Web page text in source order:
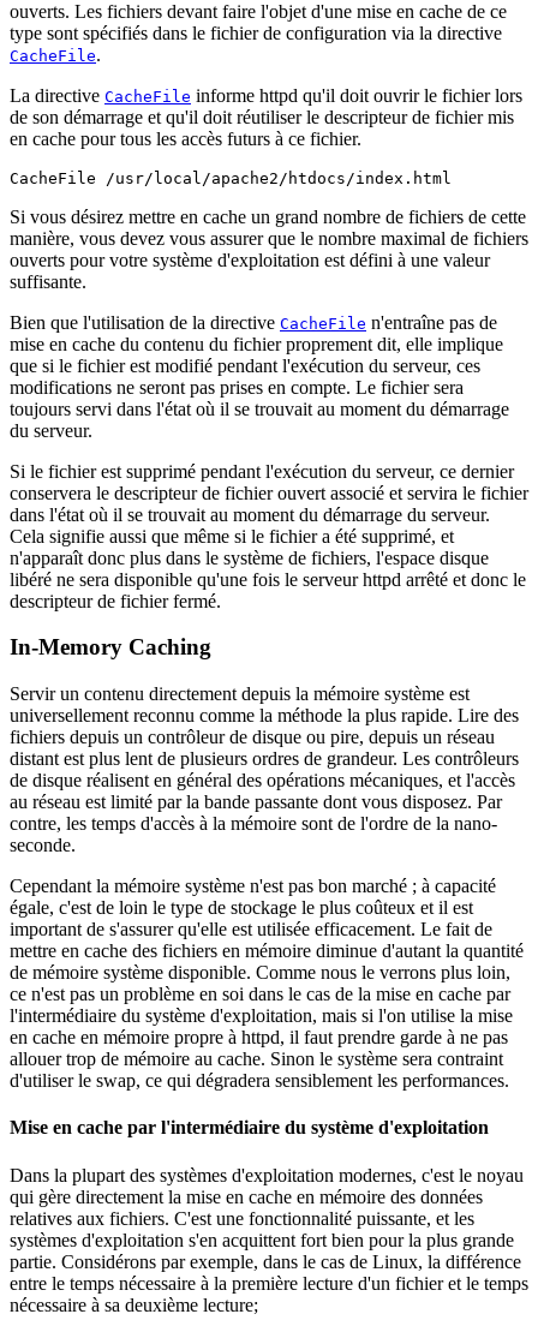
ouverts. Les fichiers devant faire l'objet d'une mise en cache de ce
type sont spécifiés dans le fichier de configuration via la directive
CacheFile.
La directive CacheFile informe httpd qu'il doit ouvrir le fichier lors
de son démarrage et qu'il doit réutiliser le descripteur de fichier mis
en cache pour tous les accès futurs à ce fichier.
CacheFile /usr/local/apache2/htdocs/index.html
Si vous désirez mettre en cache un grand nombre de fichiers de cette
manière, vous devez vous assurer que le nombre maximal de fichiers
ouverts pour votre système d'exploitation est défini à une valeur
suffisante.
Bien que l'utilisation de la directive CacheFile n'entraîne pas de
mise en cache du contenu du fichier proprement dit, elle implique
que si le fichier est modifié pendant l'exécution du serveur, ces
modifications ne seront pas prises en compte. Le fichier sera
toujours servi dans l'état où il se trouvait au moment du démarrage
du serveur.
Si le fichier est supprimé pendant l'exécution du serveur, ce dernier
conservera le descripteur de fichier ouvert associé et servira le fichier
dans l'état où il se trouvait au moment du démarrage du serveur.
Cela signifie aussi que même si le fichier a été supprimé, et
n'apparaît donc plus dans le système de fichiers, l'espace disque
libéré ne sera disponible qu'une fois le serveur httpd arrêté et donc le
descripteur de fichier fermé.
In-Memory Caching
Servir un contenu directement depuis la mémoire système est
universellement reconnu comme la méthode la plus rapide. Lire des
fichiers depuis un contrôleur de disque ou pire, depuis un réseau
distant est plus lent de plusieurs ordres de grandeur. Les contrôleurs
de disque réalisent en général des opérations mécaniques, et l'accès
au réseau est limité par la bande passante dont vous disposez. Par
contre, les temps d'accès à la mémoire sont de l'ordre de la nano-
seconde.
Cependant la mémoire système n'est pas bon marché ; à capacité
égale, c'est de loin le type de stockage le plus coûteux et il est
important de s'assurer qu'elle est utilisée efficacement. Le fait de
mettre en cache des fichiers en mémoire diminue d'autant la quantité
de mémoire système disponible. Comme nous le verrons plus loin,
ce n'est pas un problème en soi dans le cas de la mise en cache par
l'intermédiaire du système d'exploitation, mais si l'on utilise la mise
en cache en mémoire propre à httpd, il faut prendre garde à ne pas
allouer trop de mémoire au cache. Sinon le système sera contraint
d'utiliser le swap, ce qui dégradera sensiblement les performances.
Mise en cache par l'intermédiaire du système d'exploitation
Dans la plupart des systèmes d'exploitation modernes, c'est le noyau
qui gère directement la mise en cache en mémoire des données
relatives aux fichiers. C'est une fonctionnalité puissante, et les
systèmes d'exploitation s'en acquittent fort bien pour la plus grande
partie. Considérons par exemple, dans le cas de Linux, la différence
entre le temps nécessaire à la première lecture d'un fichier et le temps
nécessaire à sa deuxième lecture;